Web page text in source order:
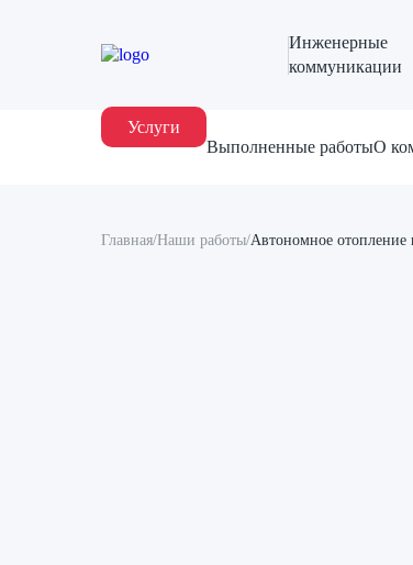
Инженерные
коммуникации
Услуги
Выполненные работыО
Главная/Наши работы/Автономное отопление